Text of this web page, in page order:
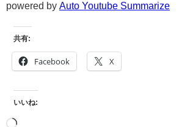
powered by Auto Youtube Summarize
共有:
Facebook X
いいね: